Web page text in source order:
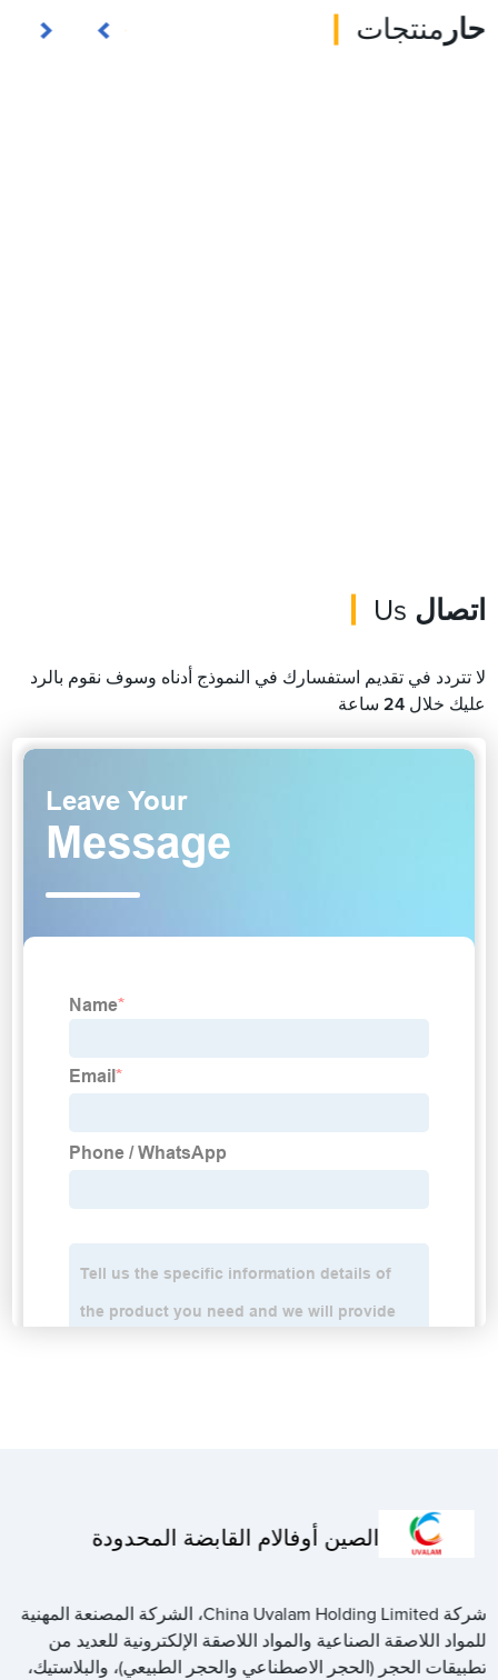
حار منتجات
اتصال
لا تتردد في تقديم استفسارك في النموذج أدناه وسوف نقوم بالرد
عليك خلال 24 ساعة
الصين أوفالام القابضة المحدودة
شركة China Uvalam Holding Limited، الشركة المصنعة المهنية
للمواد اللاصقة الصناعية والمواد اللاصقة الإلكترونية للعديد من
تطبيقات الحجر (الحجر الاصطناعي والحجر الطبيعي)، والبلاستيك،